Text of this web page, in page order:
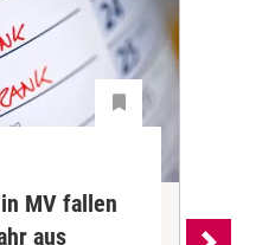
MV fallen
aus